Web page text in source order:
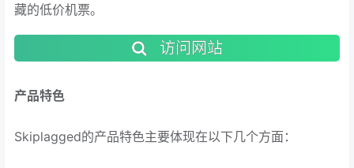
藏的低价机票。
访问网站
产品特色
Skiplagged的产品特色主要体现在以下几个方面：